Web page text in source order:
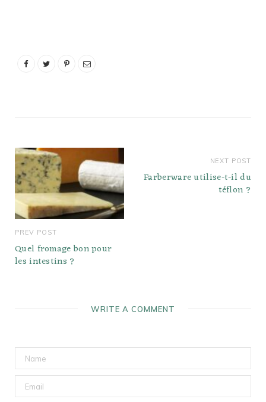
minutes ou…
PREV POST
Quel fromage bon pour
les intestins ?
NEXT POST
Farberware utilise-t-il du
téflon ?
WRITE A COMMENT